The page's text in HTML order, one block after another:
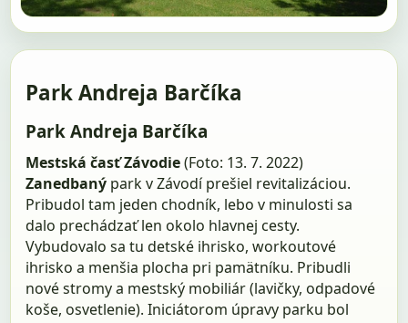
Park Andreja Barčíka
Park Andreja Barčíka
Mestská časť Závodie(Foto: 13. 7. 2022)
Zanedbaný park v Závodí prešiel revitalizáciou.
Pribudol tam jeden chodník, lebo v minulosti sa
dalo prechádzať len okolo hlavnej cesty.
Vybudovalo sa tu detské ihrisko, workoutové
ihrisko a menšia plocha pri pamätníku. Pribudli
nové stromy a mestský mobiliár (lavičky, odpadové
koše, osvetlenie). Iniciátorom úpravy parku bol